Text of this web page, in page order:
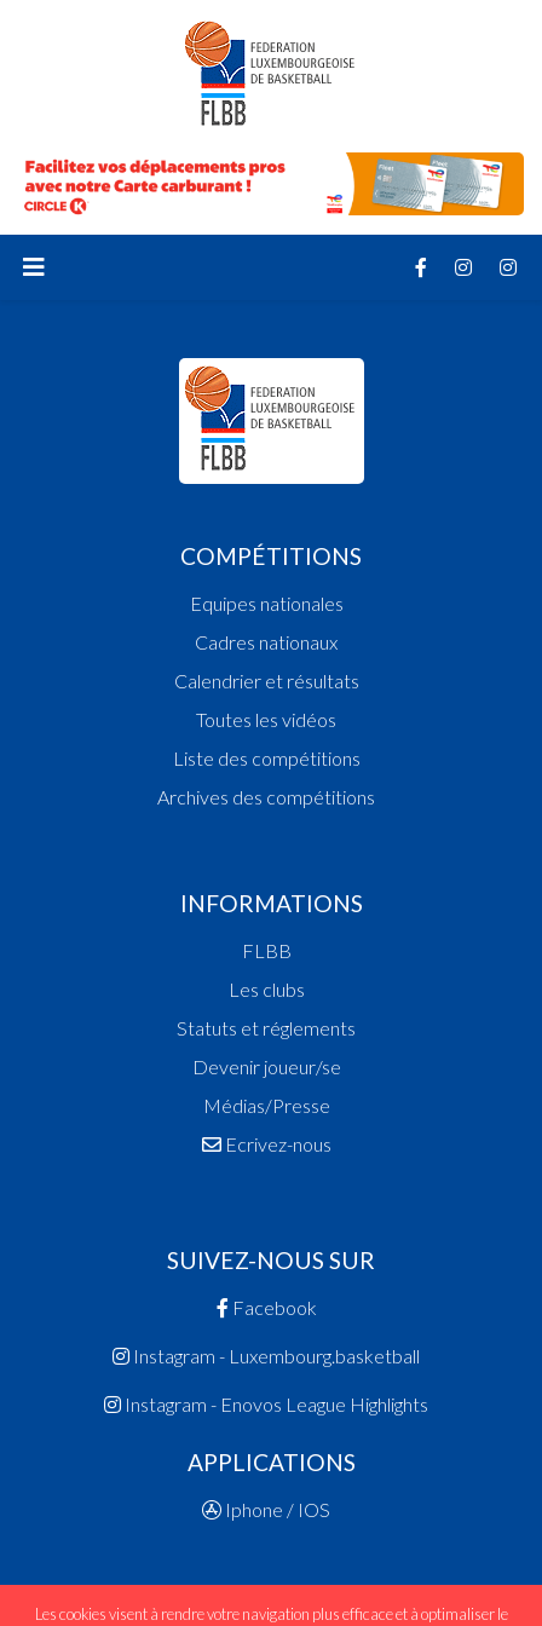
COMPÉTITIONS
Equipes nationales
Cadres nationaux
Calendrier et résultats
Toutes les vidéos
Liste des compétitions
Archives des compétitions
INFORMATIONS
FLBB
Les clubs
Statuts et réglements
Devenir joueur/se
Médias/Presse
Ecrivez-nous
SUIVEZ-NOUS SUR
Facebook
Instagram - Luxembourg.basketball
Instagram - Enovos League Highlights
APPLICATIONS
Iphone / IOS
Les cookies visent à rendre votre navigation plus efficace et à optimaliser le